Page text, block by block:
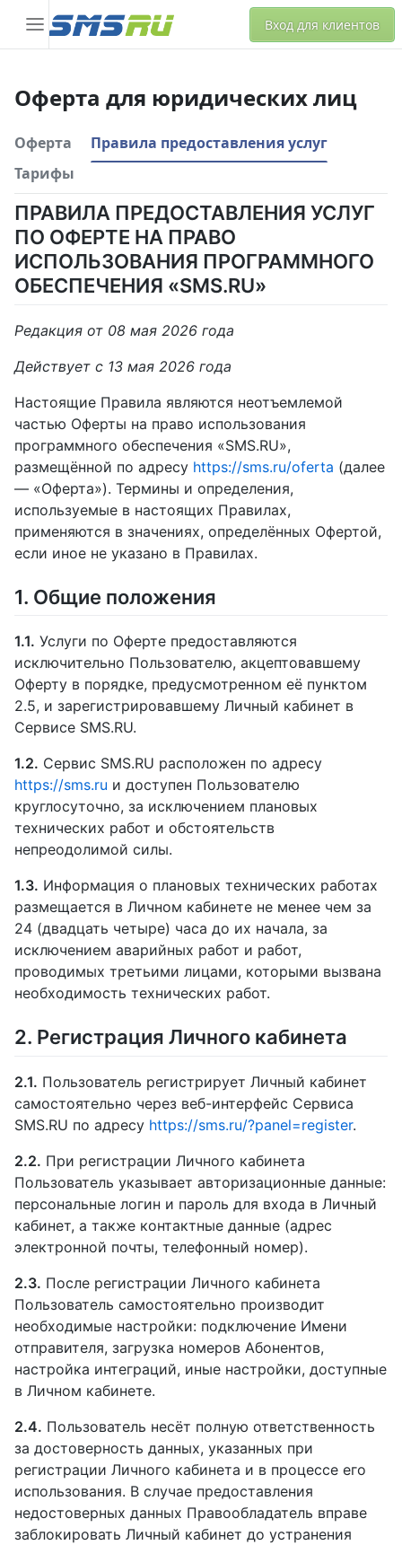
Вход для клиентов
Оферта для юридических лиц
Оферта
Правила предоставления услуг
Тарифы
ПРАВИЛА ПРЕДОСТАВЛЕНИЯ УСЛУГ
ПО ОФЕРТЕ НА ПРАВО
ИСПОЛЬЗОВАНИЯ ПРОГРАММНОГО
ОБЕСПЕЧЕНИЯ «SMS.RU»
Редакция от 08 мая 2026 года
Действует с 13 мая 2026 года
Настоящие Правила являются неотъемлемой
частью Оферты на право использования
программного обеспечения «SMS.RU»,
размещённой по адресу https://sms.ru/oferta (далее
— «Оферта»). Термины и определения,
используемые в настоящих Правилах,
применяются в значениях, определённых Офертой,
если иное не указано в Правилах.
1. Общие положения
1.1. Услуги по Оферте предоставляются
исключительно Пользователю, акцептовавшему
Оферту в порядке, предусмотренном её пунктом
2.5, и зарегистрировавшему Личный кабинет в
Сервисе SMS.RU.
1.2. Сервис SMS.RU расположен по адресу
https://sms.ru и доступен Пользователю
круглосуточно, за исключением плановых
технических работ и обстоятельств
непреодолимой силы.
1.3. Информация о плановых технических работах
размещается в Личном кабинете не менее чем за
24 (двадцать четыре) часа до их начала, за
исключением аварийных работ и работ,
проводимых третьими лицами, которыми вызвана
необходимость технических работ.
2. Регистрация Личного кабинета
2.1. Пользователь регистрирует Личный кабинет
самостоятельно через веб-интерфейс Сервиса
SMS.RU по адресу https://sms.ru/?panel=register.
2.2. При регистрации Личного кабинета
Пользователь указывает авторизационные данные:
персональные логин и пароль для входа в Личный
кабинет, а также контактные данные (адрес
электронной почты, телефонный номер).
2.3. После регистрации Личного кабинета
Пользователь самостоятельно производит
необходимые настройки: подключение Имени
отправителя, загрузка номеров Абонентов,
настройка интеграций, иные настройки, доступные
в Личном кабинете.
2.4. Пользователь несёт полную ответственность
за достоверность данных, указанных при
регистрации Личного кабинета и в процессе его
использования. В случае предоставления
недостоверных данных Правообладатель вправе
заблокировать Личный кабинет до устранения